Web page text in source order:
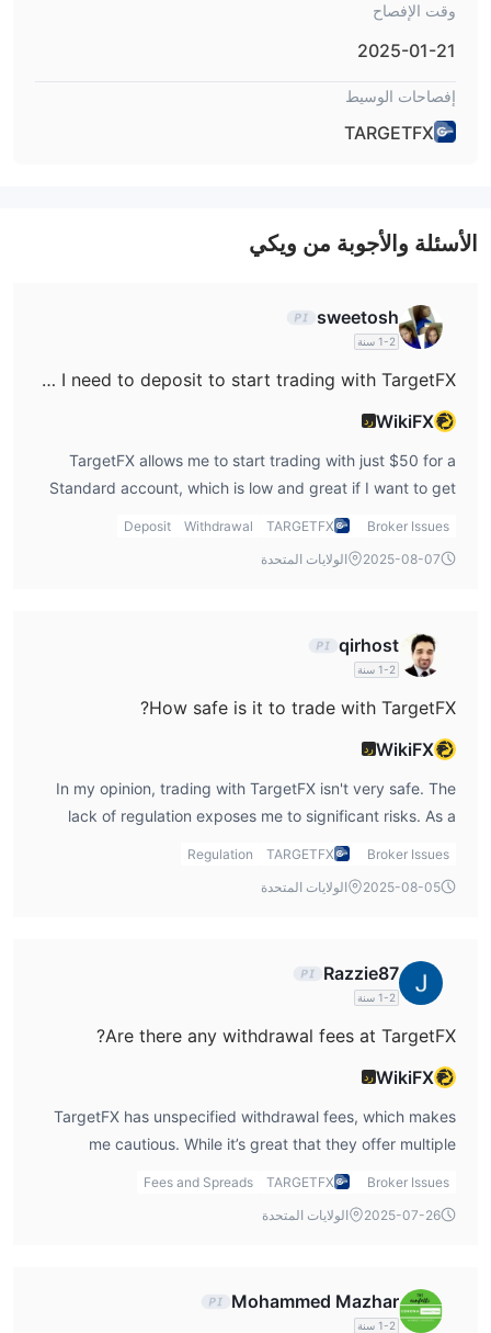
فقدان رأس المال المودع. استخدام الرافعة المالية يمكن أن يعمل
لصالحك وضدك.
الانتشار والعمولة
TargetFX يقدم انتشارًا وعمولات مختلفة وفقًا لأنواع الحسابات المختلفة.
Neteller و Cryptos
على الطريقة المختارة، ولكن لم يتم تحديدها.
وقت الإفصاح
2025-01-21
إفصاحات الوسيط
TARGETFX
الأسئلة والأجوبة من ويكي
sweetosh
1-2 سنة
How much do I need to deposit to start trading with TargetFX?
WikiFXرد
TargetFX allows me to start trading with just $50 for a
Standard account, which is low and great if I want to get
my feet wet in the market without committing a large sum.
minimum deposit is much higher, at $2,000 and $5,000
Broker Issues
TARGETFX
Withdrawal
Deposit
2025-08-07
الولايات المتحدة
qirhost
1-2 سنة
How safe is it to trade with TargetFX?
WikiFXرد
In my opinion, trading with TargetFX isn't very safe. The
lack of regulation exposes me to significant risks. As a
trader, I prefer platforms with regulatory oversight to
follows strict financial standards.
Broker Issues
TARGETFX
Regulation
2025-08-05
الولايات المتحدة
Razzie87
1-2 سنة
Are there any withdrawal fees at TargetFX?
WikiFXرد
TargetFX has unspecified withdrawal fees, which makes
me cautious. While it’s great that they offer multiple
withdrawal methods, the lack of transparency on fees
my funds. I would make sure to check the fees for my
Broker Issues
TARGETFX
Fees and Spreads
2025-07-26
الولايات المتحدة
Mohammed Mazhar
1-2 سنة